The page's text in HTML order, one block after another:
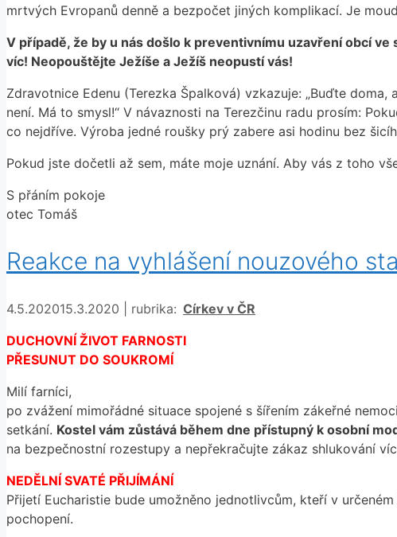
mrtvých Evropanů denně a bezpočet jiných komplikací. Je
V případě, že by u nás došlo k preventivnímu uzavření obcí
víc! Neopouštějte Ježíše a Ježíš neopustí vás!
Zdravotnice Edenu (Terezka Špalková) vzkazuje: „Buďte
není. Má to smysl!“ V návaznosti na Terezčinu radu prosím:
co nejdříve. Výroba jedné roušky prý zabere asi hodinu bez
Pokud jste dočetli až sem, máte moje uznání. Aby vás z toho
S přáním pokoje
otec Tomáš
Reakce na vyhlášení nouzového
4.5.202015.3.2020 rubrika: Rubriky
Církev v ČR
DUCHOVNÍ ŽIVOT FARNOSTI
PŘESUNUT DO SOUKROMÍ
Milí farníci,
po zvážení mimořádné situace spojené s šířením zákeřné
setkání. Kostel vám zůstává během dne přístupný k osobní
na bezpečnostní rozestupy a nepřekračujte zákaz shlukování
NEDĚLNÍ SVATÉ PŘIJÍMÁNÍ
Přijetí Eucharistie bude umožněno jednotlivcům, kteří v
pochopení.